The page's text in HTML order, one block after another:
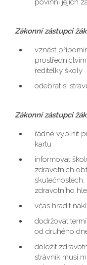
povinni jejich
Zákonní zástupci
vznést
ředitelky školy
odebrat si
Zákonní zástupci
řádně vyplnit
kartu
informovat
zdravotních
zdravotního
včas hradit
dodržovat
od druhého
doložit
strávník musí